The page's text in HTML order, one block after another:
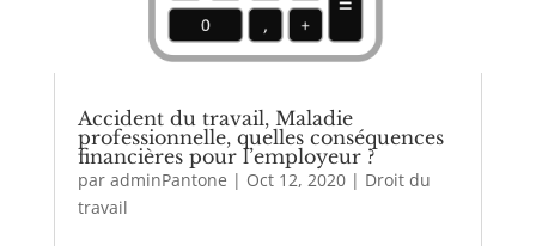
Accident du travail, Maladie
professionnelle, quelles conséquences
financières pour l’employeur ?
par adminPantone | Oct 12, 2020| Droit du
travail